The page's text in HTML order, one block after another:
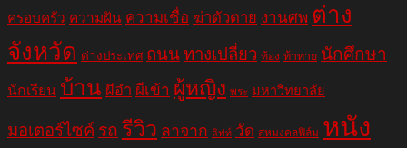
ครอบครัว ความฝัน ความเชื่อ ฆ่าตัวตาย งานศพ ต่าง
จังหวัด ต่างประเทศ ถนนทางเปลี่ยว ท้อง ท้าทาย นักศึกษา
นักเรียน บ้าน ผีอำ ผีเข้า ผู้หญิง พระ มหาวิทยาลัย
มอเตอร์ไซค์ รถ รีวิว ลาจาก ลิฟท์ วัด สหมงคลฟิล์ม หนัง